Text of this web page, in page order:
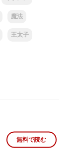
魔法
王太子
無料で読む